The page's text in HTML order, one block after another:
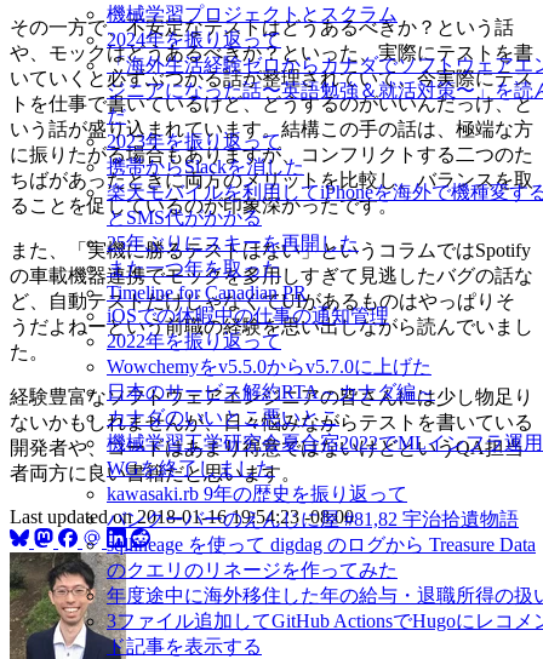
機械学習プロジェクトとスクラム
2024年を振り返って
「海外生活経験ゼロからカナダでソフトウェアエ
ジニアになった話〜英語勉強＆就活対策〜」を読
だ
2023年を振り返って
携帯からSlackを消した
楽天モバイルを利用してiPhoneを海外で機種変す
とSMS代がかかる
25年ぶりにスキーを再開した
また一つ年を取った
Timeline for Canadian PR
iOSでの休暇中の仕事の通知管理
2022年を振り返って
Wowchemyをv5.5.0からv5.7.0に上げた
日本のサービス解約RTA～カナダ編～
カナダのいいとこ悪いとこ
機械学習工学研究会夏合宿2022でMLインフラ運用
WGを終了しました
kawasaki.rb 9年の歴史を振り返って
バンクーバーのえんじに屋 #81,82 宇治拾遺物語
sqllineage を使って digdag のログから Treasure Data
のクエリのリネージを作ってみた
年度途中に海外移住した年の給与・退職所得の扱
3ファイル追加してGitHub ActionsでHugoにレコメ
ド記事を表示する
その一方で、不安定なテストはどうあるべきか？という話
や、モックはどうあるべきか？といった、実際にテストを書
いていくと必ずぶつかる話が整理されていて、今実際にテス
トを仕事で書いているけど、どうするのがいいんだっけ、と
いう話が盛り込まれています。結構この手の話は、極端な方
に振りたがる場合もありますが、コンフリクトする二つのた
ちばがあったときに両方のメリットを比較し、バランスを取
ることを促しているのが印象深かったです。
また、「実機に勝るテストはない」というコラムではSpotify
の車載機器連携でモックを多用しすぎて見逃したバグの話な
ど、自動テストだけじゃなくてUIがあるものはやっぱりそ
うだよねーという前職の経験を思い出しながら読んでいまし
た。
経験豊富なソフトウェアエンジニアの皆さんには少し物足り
ないかもしれませんが、日々悩みながらテストを書いている
開発者や、コードはあまり得意ではないけどというQA担当
者両方に良い書籍だと思います。
Last updated on2018-01-16 19:54:23 -08:00